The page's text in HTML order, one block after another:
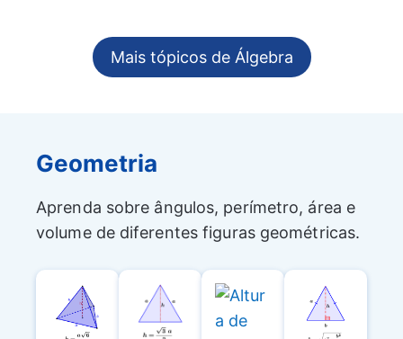
Mais tópicos de Álgebra
Geometria
Aprenda sobre ângulos, perímetro, área e
volume de diferentes figuras geométricas.